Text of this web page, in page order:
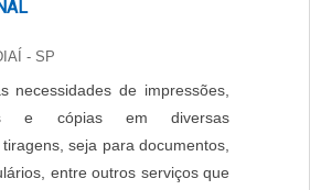
- SP
necessidades de impressões,
e cópias em diversas
seja para documentos,
entre outros serviços que